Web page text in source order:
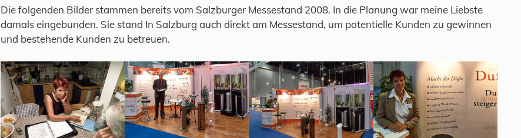
Die folgenden Bilder stammen bereits vom Salzburger Messestand 2008. In die Planung war meine Liebste
damals eingebunden. Sie stand In Salzburg auch direkt am Messestand, um potentielle Kunden zu gewinnen
und bestehende Kunden zu betreuen.